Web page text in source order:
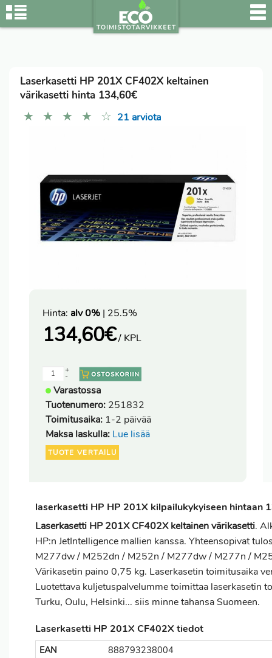
Laserkasetti HP 201X CF402X keltainen
värikasetti hinta 134,60€
★ ★ ★ ★ ☆ 21 arviota
Hinta: alv 0% | 25.5%
134,60€/ KPL
-
+
Varastossa
Tuotenumero: 251832
Toimitusaika: 1-2 päivää
Maksa laskulla: Lue lisää
TUOTE VERTAILU
laserkasetti HP HP 201X kilpailukykyiseen hintaan
Laserkasetti HP 201X CF402X keltainen värikasetti.
HP:n JetIntelligence mallien kanssa. Yhteensopivat
M277dw / M252dn / M252n / M277dw / M277n /
Värikasetin paino 0,75 kg. Laserkasetin toimitusaika
Luotettava kuljetuspalvelumme toimittaa laserkasetin
Turku, Oulu, Helsinki... siis minne tahansa Suomeen.
Laserkasetti HP 201X CF402X tiedot
EAN
888793238004